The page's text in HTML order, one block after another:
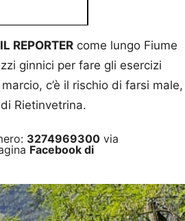
REPORTER come lungo Fiume
ginnici per fare gli esercizi
c’è il rischio di farsi male,
Rietinvetrina.
3274969300 via
Facebook di